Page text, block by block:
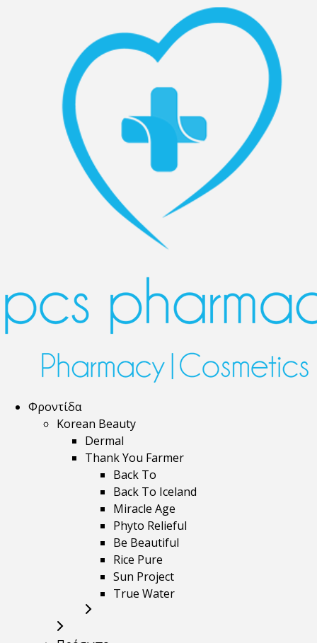
Φροντίδα
Korean Beauty
Dermal
Thank You Farmer
Back To
Back To Iceland
Miracle Age
Phyto Relieful
Be Beautiful
Rice Pure
Sun Project
True Water